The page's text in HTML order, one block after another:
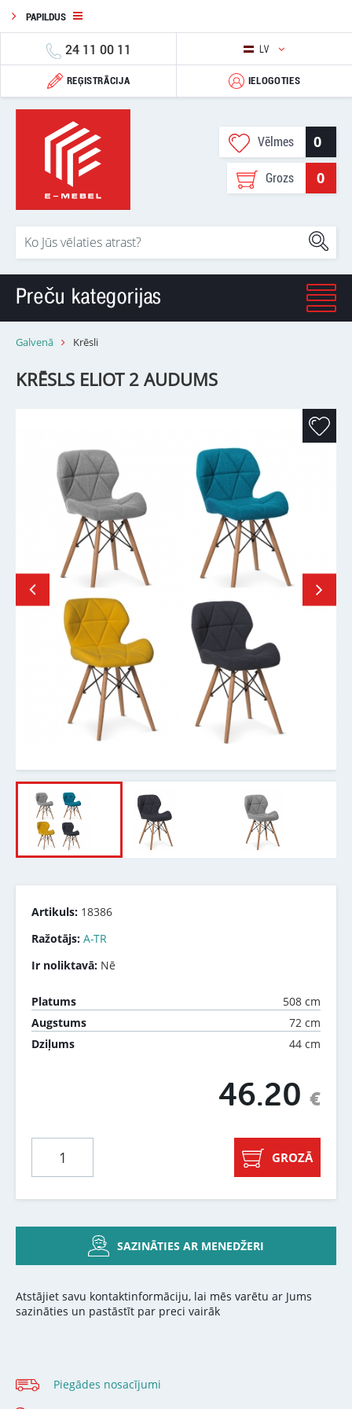
PAPILDUS
24 11 00 11 LV
REĢISTRĀCIJA IELOGOTIES
Vēlmes 0
Grozs 0
Preču kategorijas
Galvenā Krēsli
KRĒSLS ELIOT 2 AUDUMS
Artikuls: 18386
Ražotājs: A-TR
Ir noliktavā: Nē
Platums
508 cm
Augstums
72 cm
Dziļums
44 cm
46.20 €
GROZĀ
SAZINĀTIES AR MENEDŽERI
Atstājiet savu kontaktinformāciju, lai mēs varētu ar Jums
sazināties un pastāstīt par preci vairāk
Piegādes nosacījumi